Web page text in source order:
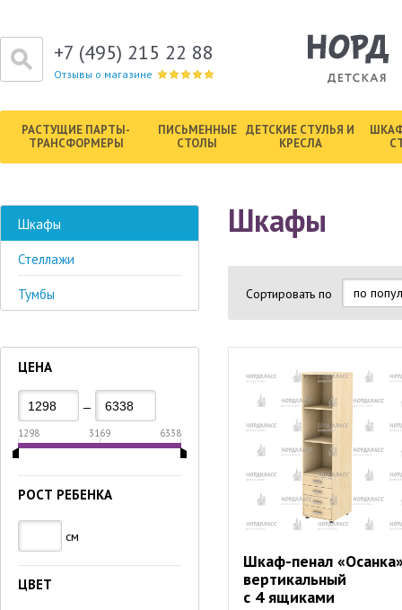
+7 (495) 215 22 88
Отзывы о магазине
РАСТУЩИЕ ПАРТЫ-
ТРАНСФОРМЕРЫ
ПИСЬМЕННЫЕ
СТОЛЫ
ДЕТСКИЕ СТУЛЬЯ И
КРЕСЛА
Шкафы
Стеллажи
Тумбы
ЦЕНА
—
1298 3169 6338
РОСТ РЕБЕНКА
см
ЦВЕТ
Шкафы
Сортировать по
Шкаф-пенал
вертикальный
с 4 ящиками